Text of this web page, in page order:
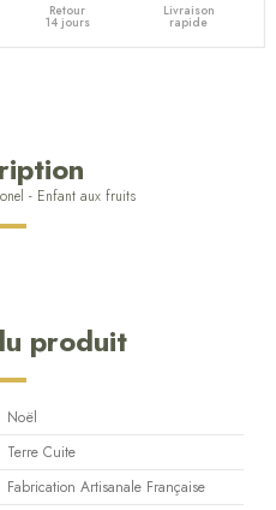
Retour
14 jours
Livraison
rapide
- Enfant aux fruits
produit
Noël
Terre Cuite
Fabrication Artisanale Française